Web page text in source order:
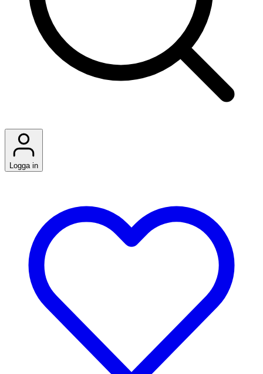
Logga in